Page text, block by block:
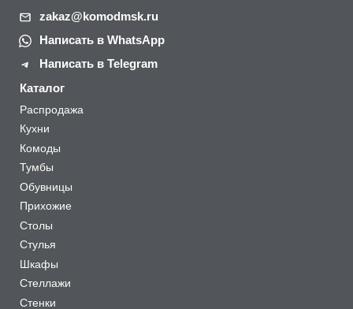
zakaz@komodmsk.ru
Написать в WhatsApp
Написать в Telegram
Каталог
Распродажа
Кухни
Комоды
Тумбы
Обувницы
Прихожие
Столы
Стулья
Шкафы
Стеллажи
Стенки